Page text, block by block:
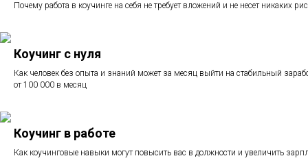
Почему работа в коучинге на себя не требует вложений и не несет никаких
Коучинг с нуля
Как человек без опыта и знаний может за месяц выйти на стабильный
от 100 000 в месяц
Коучинг в работе
Как коучинговые навыки могут повысить вас в должности и увеличить